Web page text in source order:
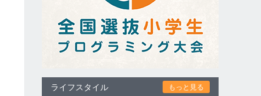
ライフスタイル もっと見る